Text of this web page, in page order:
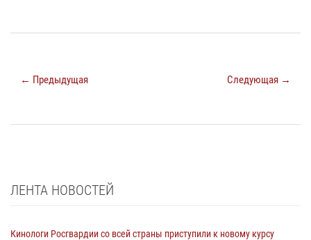
← Предыдущая Следующая →
ЛЕНТА НОВОСТЕЙ
Кинологи Росгвардии со всей страны приступили к новому курсу